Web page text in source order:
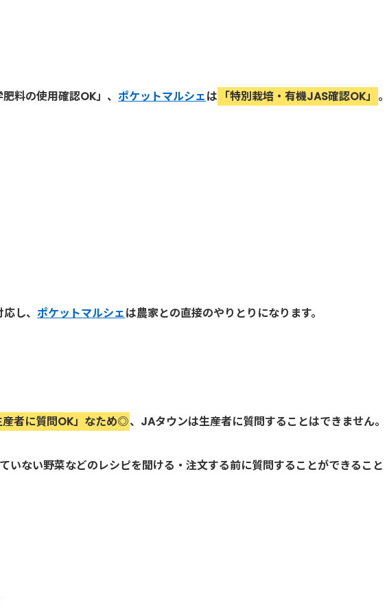
料の使用確認OK」、ポケットマルシェは 「特別栽培・有機JAS確認OK」 。
応し、ポケットマルシェは農家との直接のやりとりになります。
産者に質問OK」なため◎、JAタウンは生産者に質問することはできません。
いない野菜などのレシピを聞ける・注文する前に質問することができること